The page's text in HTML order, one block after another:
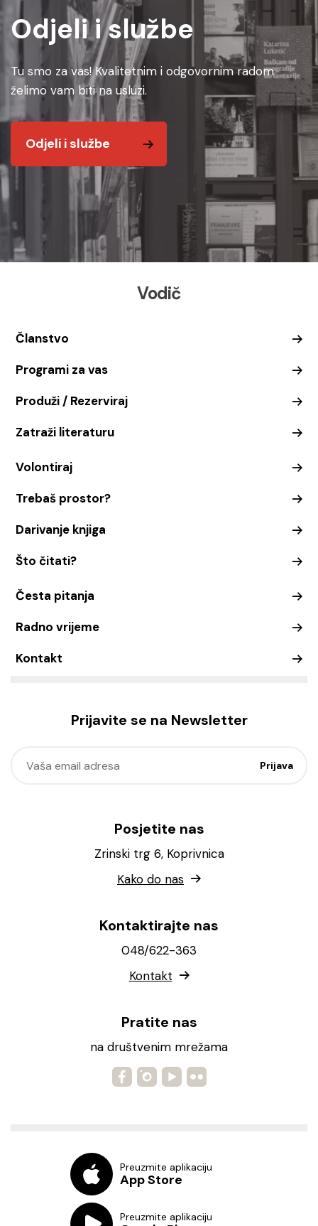
Odjeli i službe
Tu smo za vas! Kvalitetnim i odgovornim radom
želimo vam biti na usluzi.
Odjeli i službe
Vodič
Članstvo
Programi za vas
Produži / Rezerviraj
Zatraži literaturu
Volontiraj
Trebaš prostor?
Darivanje knjiga
Što čitati?
Česta pitanja
Radno vrijeme
Kontakt
Prijavite se na Newsletter
Posjetite nas
Zrinski trg 6, Koprivnica
Kako do nas
Kontaktirajte nas
048/622-363
Kontakt
Pratite nas
na društvenim mrežama
Preuzmite aplikaciju
App Store
Preuzmite aplikaciju